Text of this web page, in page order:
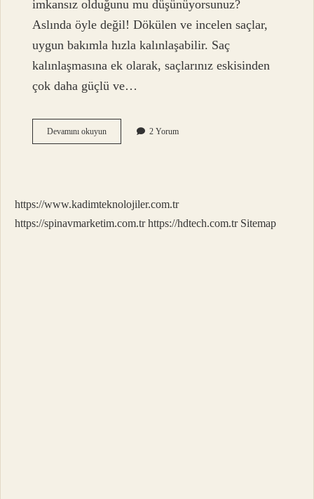
imkansız olduğunu mu düşünüyorsunuz?
Aslında öyle değil! Dökülen ve incelen saçlar,
uygun bakımla hızla kalınlaşabilir. Saç
kalınlaşmasına ek olarak, saçlarınız eskisinden
çok daha güçlü ve…
Devamını okuyunTararken
Dökülen
2 Yorum
https://www.kadimteknolojiler.com.tr
https://spinavmarketim.com.tr https://hdtech.com.tr Sitemap